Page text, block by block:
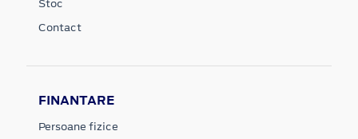
Stoc
Contact
FINANTARE
Persoane fizice